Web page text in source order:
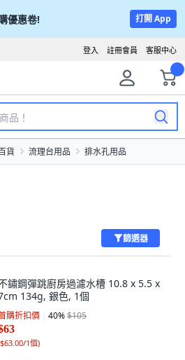
優惠卷! 打開 App
客服中心
註冊會員
登入
貨 流理台用品 排水孔用品
篩選器
鏽鋼彈跳廚房過濾水槽 10.8 x 5.5 x
134g, 銀色, 1個
購折扣價 40%$105
$63.00/1個)